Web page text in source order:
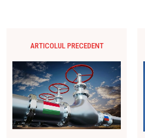
ARTICOLUL PRECEDENT